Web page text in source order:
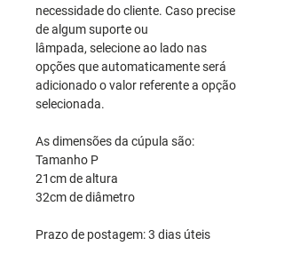
necessidade do cliente. Caso precise
de algum suporte ou
lâmpada, selecione ao lado nas
opções que automaticamente será
adicionado o valor referente a opção
selecionada.
As dimensões da cúpula são:
Tamanho P
21cm de altura
32cm de diâmetro
Prazo de postagem: 3 dias úteis